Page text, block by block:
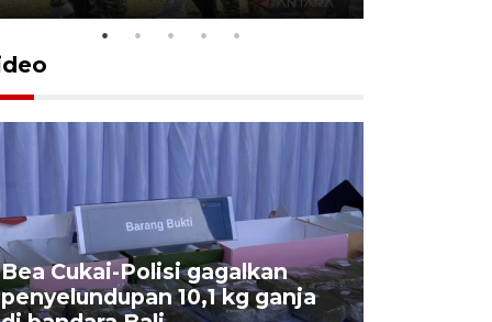
Bea Cukai-Polisi gagalkan
penyelundupan 10,1 kg ganja